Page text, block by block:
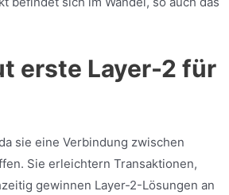
erste Layer-2 für
sie eine Verbindung zwischen
Sie erleichtern Transaktionen,
gewinnen Layer-2-Lösungen an